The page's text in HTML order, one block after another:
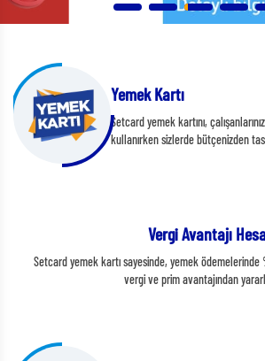
Yemek Kartı
Setcard yemek kartını,
kullanırken sizlerde bütçenizden
Vergi Avantajı
Setcard yemek kartı sayesinde, yemek ödemelerinde
vergi ve prim avantajından